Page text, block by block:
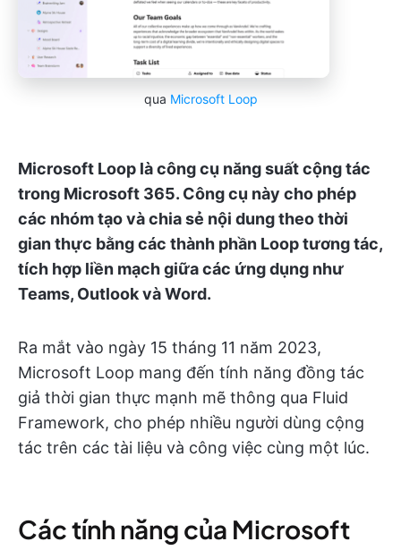
qua Microsoft Loop
Microsoft Loop là công cụ năng suất cộng tác
trong Microsoft 365. Công cụ này cho phép
các nhóm tạo và chia sẻ nội dung theo thời
gian thực bằng các thành phần Loop tương tác,
tích hợp liền mạch giữa các ứng dụng như
Teams, Outlook và Word.
Ra mắt vào ngày 15 tháng 11 năm 2023,
Microsoft Loop mang đến tính năng đồng tác
giả thời gian thực mạnh mẽ thông qua Fluid
Framework, cho phép nhiều người dùng cộng
tác trên các tài liệu và công việc cùng một lúc.
Các tính năng của Microsoft